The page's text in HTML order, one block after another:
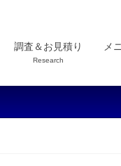
調査＆お見積り
Research
メ